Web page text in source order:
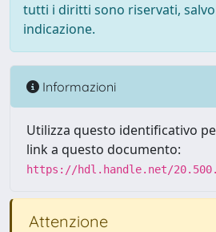
tutti i diritti sono riservati,
indicazione.
Informazioni
Utilizza questo identificativo
link a questo documento:
https://hdl.handle.net/
Attenzione